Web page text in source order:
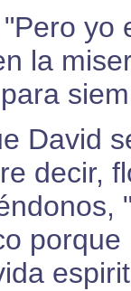
yo
la
David
decir,